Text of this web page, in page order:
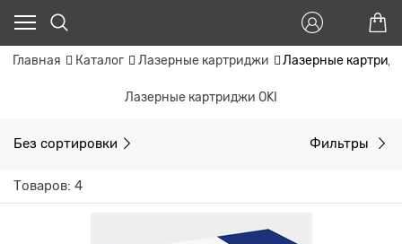
Главная Каталог Лазерные картриджи Лазерные
Лазерные картриджи OKI
Без сортировки Фильтры
Товаров: 4